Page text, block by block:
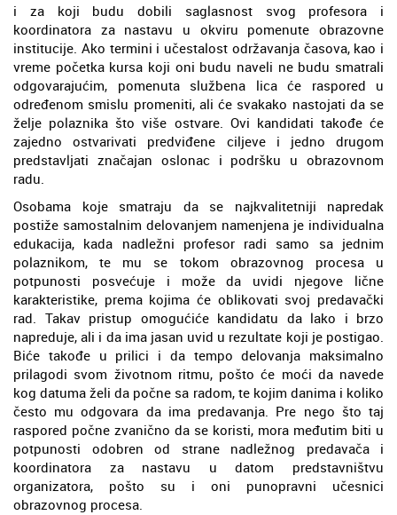
i za koji budu dobili saglasnost svog profesora i
koordinatora za nastavu u okviru pomenute obrazovne
institucije. Ako termini i učestalost održavanja časova, kao i
vreme početka kursa koji oni budu naveli ne budu smatrali
odgovarajućim, pomenuta službena lica će raspored u
određenom smislu promeniti, ali će svakako nastojati da se
želje polaznika što više ostvare. Ovi kandidati takođe će
zajedno ostvarivati predviđene ciljeve i jedno drugom
predstavljati značajan oslonac i podršku u obrazovnom
radu.
Osobama koje smatraju da se najkvalitetniji napredak
postiže samostalnim delovanjem namenjena je individualna
edukacija, kada nadležni profesor radi samo sa jednim
polaznikom, te mu se tokom obrazovnog procesa u
potpunosti posvećuje i može da uvidi njegove lične
karakteristike, prema kojima će oblikovati svoj predavački
rad. Takav pristup omogućiće kandidatu da lako i brzo
napreduje, ali i da ima jasan uvid u rezultate koji je postigao.
Biće takođe u prilici i da tempo delovanja maksimalno
prilagodi svom životnom ritmu, pošto će moći da navede
kog datuma želi da počne sa radom, te kojim danima i koliko
često mu odgovara da ima predavanja. Pre nego što taj
raspored počne zvanično da se koristi, mora međutim biti u
potpunosti odobren od strane nadležnog predavača i
koordinatora za nastavu u datom predstavništvu
organizatora, pošto su i oni punopravni učesnici
obrazovnog procesa.